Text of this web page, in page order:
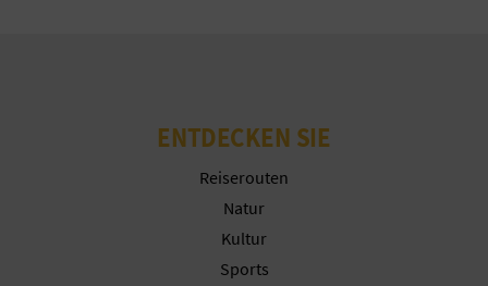
ENTDECKEN SIE
Reiserouten
Natur
Kultur
Sports